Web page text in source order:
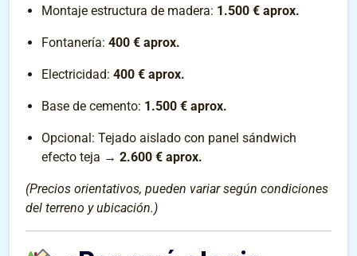
Montaje estructura de madera: 1.500 € aprox.
Fontanería: 400 € aprox.
Electricidad: 400 € aprox.
Base de cemento: 1.500 € aprox.
Opcional: Tejado aislado con panel sándwich
efecto teja → 2.600 € aprox.
(Precios orientativos, pueden variar según condiciones
del terreno y ubicación.)